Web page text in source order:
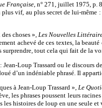
Française, n° 271, juillet 1975, p.
plus vif, au plus secret de lui-
choses »,Les Nouvelles
achevé de ces textes, la
surprendre, tout cela qui fait de la
Loup Trassard ou le discours
d’un indéniable phrasé. Il
à Jean-Loup Trassard »,Le
les phrases poussent leurs
les histoires de loup en une seule